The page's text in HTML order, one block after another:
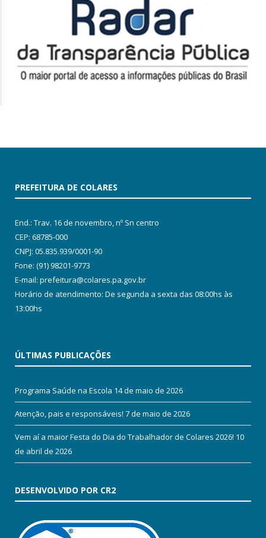
PREFEITURA DE COLARES
End.: Trav. 16 de novembro, nº Sn centro
CEP: 68785-000
CNPJ: 05.835.939/0001-90
Fone: (91) 98201-9773
E-mail: prefeitura@colares.pa.gov.br
Horário de atendimento: De segunda a sexta das 08:00hs às
13:00hs
ÚLTIMAS PUBLICAÇÕES
Programa Saúde na Escola 14 de maio de 2026
Atenção, pais e responsáveis! 7 de maio de 2026
Vem aí a maior Festa do Dia do Trabalhador de Colares 2026! 10
de abril de 2026
DESENVOLVIDO POR CR2